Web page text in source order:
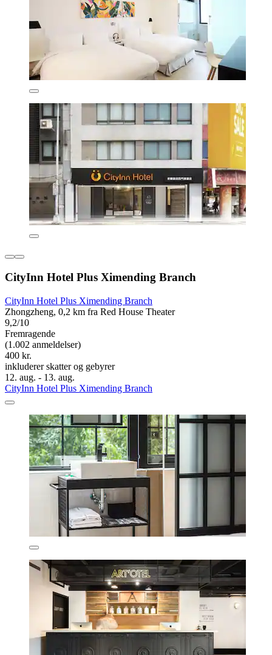
CityInn Hotel Plus Ximending Branch
CityInn Hotel Plus Ximending Branch
Zhongzheng, 0,2 km fra Red House Theater
9,2/10
Fremragende
(1.002 anmeldelser)
400 kr.
inkluderer skatter og gebyrer
12. aug. - 13. aug.
CityInn Hotel Plus Ximending Branch